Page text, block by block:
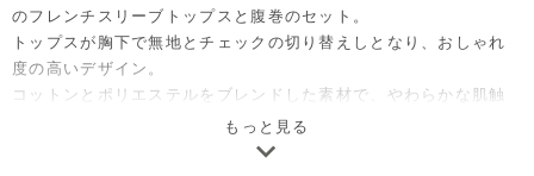
のフレンチスリーブトップスと腹巻のセット。
トップスが胸下で無地とチェックの切り替えしとなり、おしゃれ
度の高いデザイン。
コットンとポリエステルをブレンドした素材で、やわらかな肌触
りと軽やかな着心地が特徴です。乾きやすく、お手入れしやすい
もっと見る